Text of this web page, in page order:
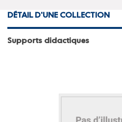
DÉTAIL D'UNE COLLECTION
Supports didactiques